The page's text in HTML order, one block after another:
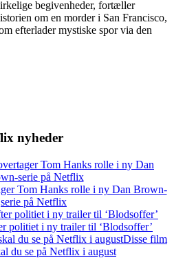
begivenheder, fortæller
om en morder i San Francisco,
efterlader mystiske spor via den
nyheder
Tom Hanks rolle i ny Dan Brown-
serie på Netflix
politiet i ny trailer til ‘Blodsoffer’
Disse film
du se på Netflix i august